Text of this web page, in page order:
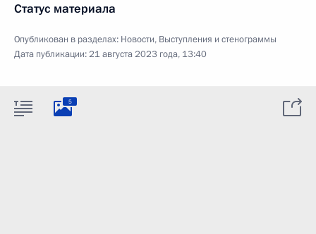
Статус материала
Опубликован в разделах: Новости, Выступления и стенограммы
Дата публикации:21 августа 2023 года, 13:40
5